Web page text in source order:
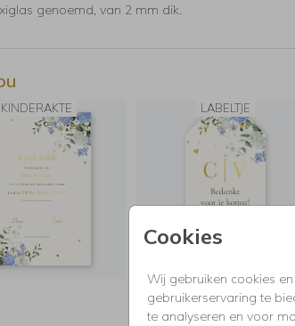
Cookies
Wij gebruiken cookies
gebruikerservaring te
te analyseren en voor
genoemd, van 2 mm dik.
KINDERAKTE LABELTJE